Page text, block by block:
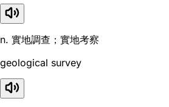
n. 實地調查；實地考察
geological survey